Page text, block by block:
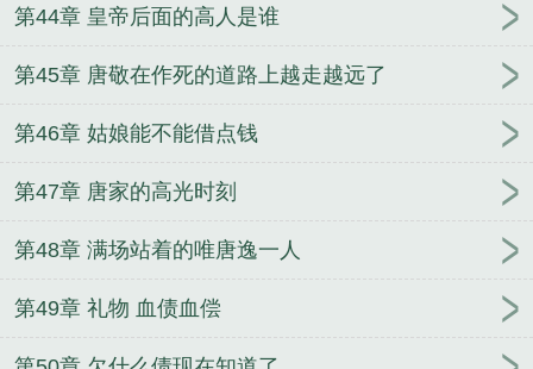
第44章 皇帝后面的高人是谁
第45章 唐敬在作死的道路上越走越远了
第46章 姑娘能不能借点钱
第47章 唐家的高光时刻
第48章 满场站着的唯唐逸一人
第49章 礼物 血债血偿